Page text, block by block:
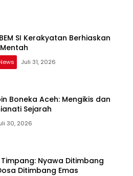
SI Kerakyatan Berhiaskan
Juli 31, 2026
Boneka Aceh: Mengikis dan
Sejarah
30, 2026
Nyawa Ditimbang
Ditimbang Emas